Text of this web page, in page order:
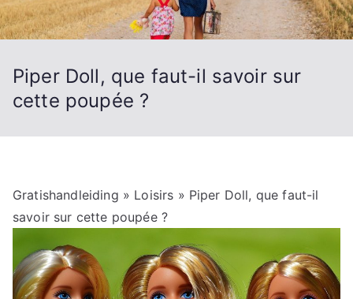
ng
Piper Doll, que faut-il savoir sur
cette poupée ?
Gratishandleiding » Loisirs » Piper Doll, que faut-il
savoir sur cette poupée ?